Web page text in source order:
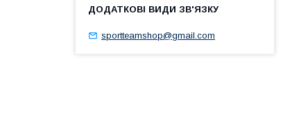
sportteamshop@gmail.com